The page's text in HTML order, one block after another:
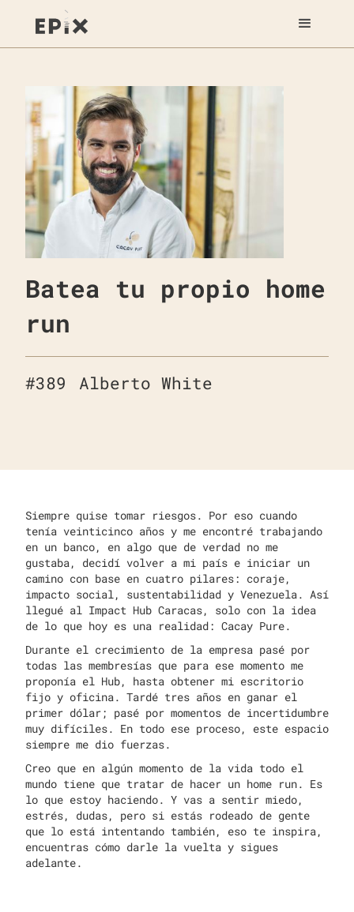
Batea tu propio home
run
#389 Alberto White
Siempre quise tomar riesgos. Por eso cuando
tenía veinticinco años y me encontré trabajando
en un banco, en algo que de verdad no me
gustaba, decidí volver a mi país e iniciar un
camino con base en cuatro pilares: coraje,
impacto social, sustentabilidad y Venezuela. Así
llegué al Impact Hub Caracas, solo con la idea
de lo que hoy es una realidad: Cacay Pure.
Durante el crecimiento de la empresa pasé por
todas las membresías que para ese momento me
proponía el Hub, hasta obtener mi escritorio
fijo y oficina. Tardé tres años en ganar el
primer dólar; pasé por momentos de incertidumbre
muy difíciles. En todo ese proceso, este espacio
siempre me dio fuerzas.
Creo que en algún momento de la vida todo el
mundo tiene que tratar de hacer un home run. Es
lo que estoy haciendo. Y vas a sentir miedo,
estrés, dudas, pero si estás rodeado de gente
que lo está intentando también, eso te inspira,
encuentras cómo darle la vuelta y sigues
adelante.